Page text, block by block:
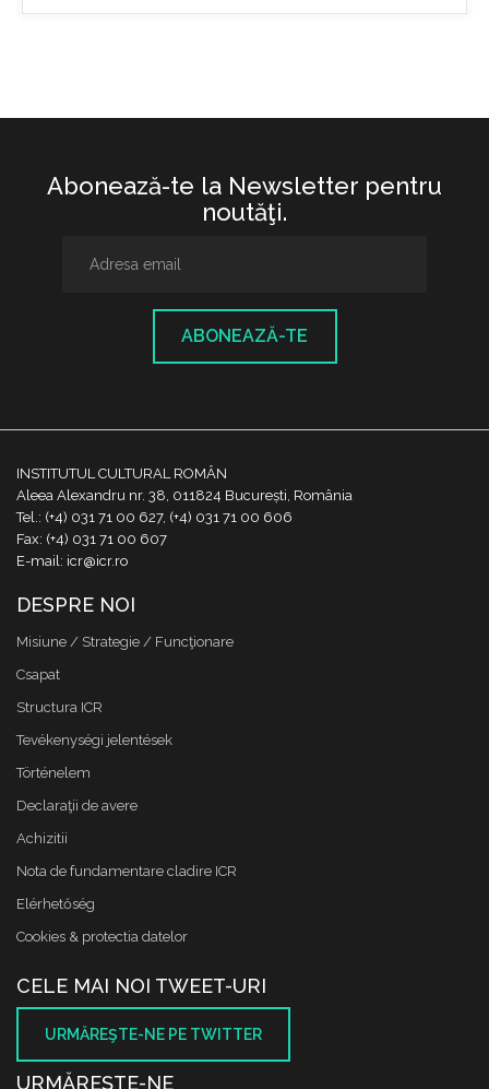
Abonează-te la Newsletter pentru
noutăţi.
ABONEAZĂ-TE
INSTITUTUL CULTURAL ROMÂN
Aleea Alexandru nr. 38, 011824 București, România
Tel.: (+4) 031 71 00 627, (+4) 031 71 00 606
Fax: (+4) 031 71 00 607
E-mail: icr@icr.ro
DESPRE NOI
Misiune / Strategie / Funcţionare
Csapat
Structura ICR
Tevékenységi jelentések
Történelem
Declaraţii de avere
Achizitii
Nota de fundamentare cladire ICR
Elérhetőség
Cookies & protectia datelor
CELE MAI NOI TWEET-URI
URMĂREŞTE-NE PE TWITTER
URMĂREŞTE-NE